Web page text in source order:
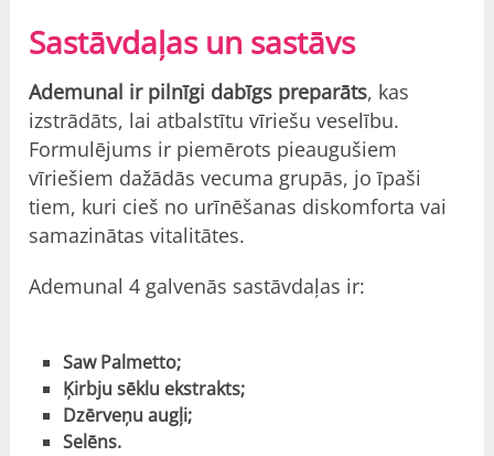
Sastāvdaļas un sastāvs
Ademunal ir pilnīgi dabīgs preparāts, kas
izstrādāts, lai atbalstītu vīriešu veselību.
Formulējums ir piemērots pieaugušiem
vīriešiem dažādās vecuma grupās, jo īpaši
tiem, kuri cieš no urīnēšanas diskomforta vai
samazinātas vitalitātes.
Ademunal 4 galvenās sastāvdaļas ir:
Saw Palmetto;
Ķirbju sēklu ekstrakts;
Dzērveņu augļi;
Selēns.